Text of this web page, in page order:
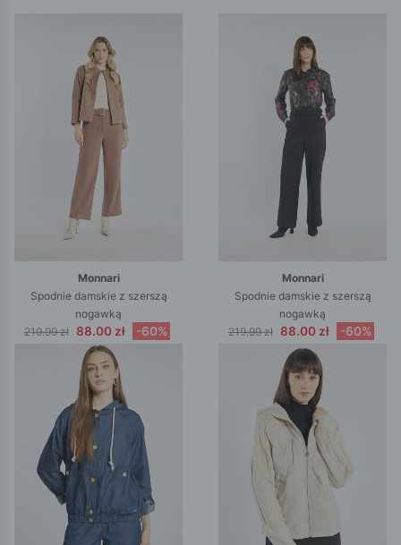
Monnari
Spodnie damskie z szerszą
nogawką
219.99 zł 88.00 zł -60%
Monnari
Spodnie damskie z szerszą
nogawką
219.99 zł 88.00 zł -60%